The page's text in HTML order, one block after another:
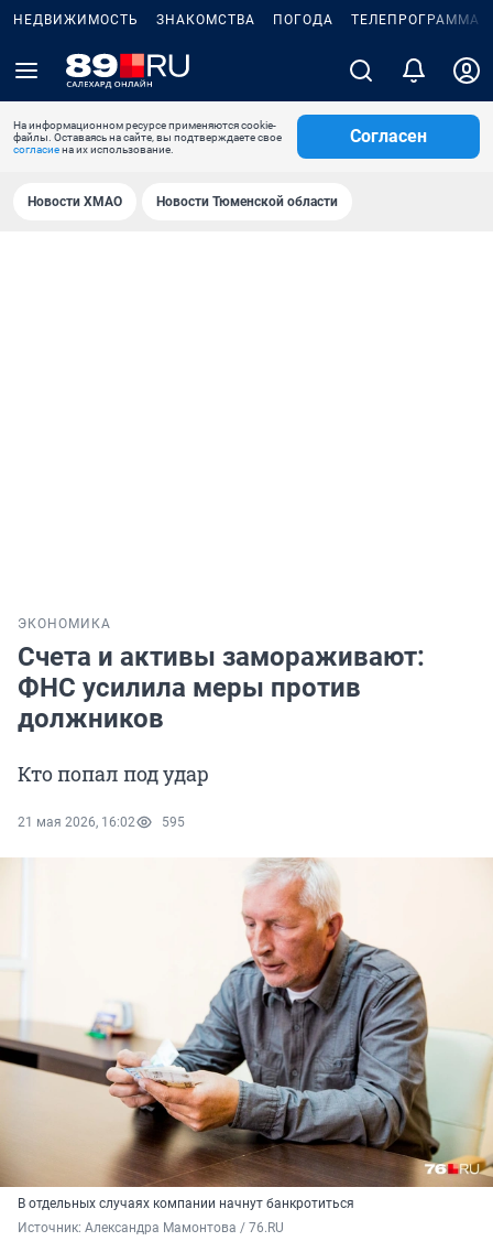
НЕДВИЖИМОСТЬ ЗНАКОМСТВА ПОГОДА ТЕЛЕПРОГРАММА
На информационном ресурсе применяются cookie-
файлы. Оставаясь на сайте, вы подтверждаете свое
согласиена их использование.
Согласен
Новости ХМАО Новости Тюменской области
ЭКОНОМИКА
Счета и активы замораживают:
ФНС усилила меры против
должников
Кто попал под удар
21 мая 2026, 16:02 595
В отдельных случаях компании начнут банкротиться
Источник: Александра Мамонтова / 76.RU